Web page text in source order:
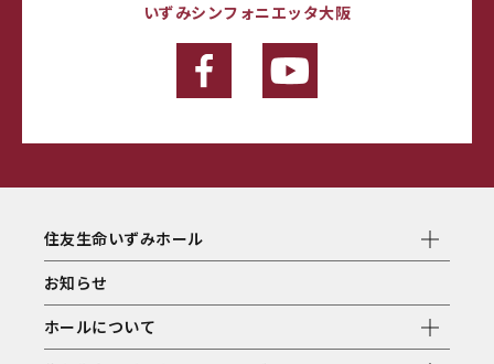
いずみシンフォニエッタ大阪
住友生命いずみホール
お知らせ
ホールについて